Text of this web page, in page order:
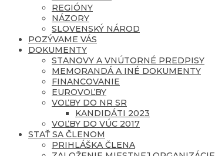
REGIÓNY
NÁZORY
SLOVENSKÝ NÁROD
POZÝVAME VÁS
DOKUMENTY
STANOVY A VNÚTORNÉ PREDPISY
MEMORANDÁ A INÉ DOKUMENTY
FINANCOVANIE
EUROVOĽBY
VOĽBY DO NR SR
KANDIDÁTI 2023
VOĽBY DO VÚC 2017
STAŤ SA ČLENOM
PRIHLÁŠKA ČLENA